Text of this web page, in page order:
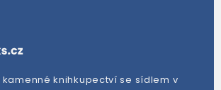
knihkupectví se sídlem v